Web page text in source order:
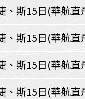
火節
中
中
印
不
中
海
、斯15日(華航直
、斯15日(華航直
、斯15日(華航直
、斯15日(華航直